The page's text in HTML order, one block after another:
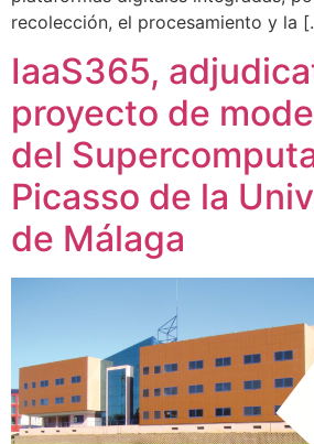
recolección, el procesamiento y la
IaaS365,
proyecto de
del
Picasso de la
de Málaga